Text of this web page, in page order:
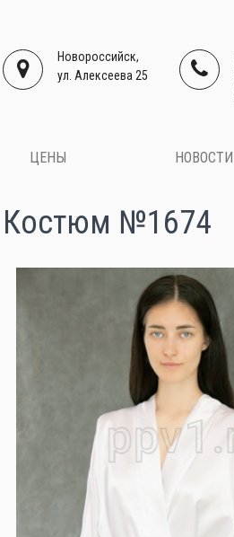
Новороссийск,
ул. Алексеева 25
ЦЕНЫ НОВОСТИ
Костюм №1674